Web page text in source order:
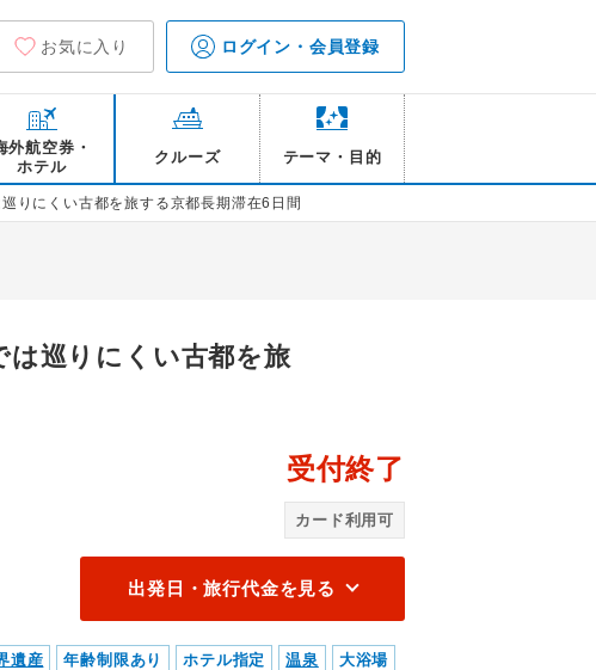
お気に入り ログイン・会員登録
外航空券・
ホテル
クルーズ テーマ・目的
りにくい古都を旅する京都長期滞在6日間
巡りにくい古都を旅
受付終了
カード利用可
出発日・旅行代金を見る
遺産 年齢制限あり ホテル指定 温泉
大浴場